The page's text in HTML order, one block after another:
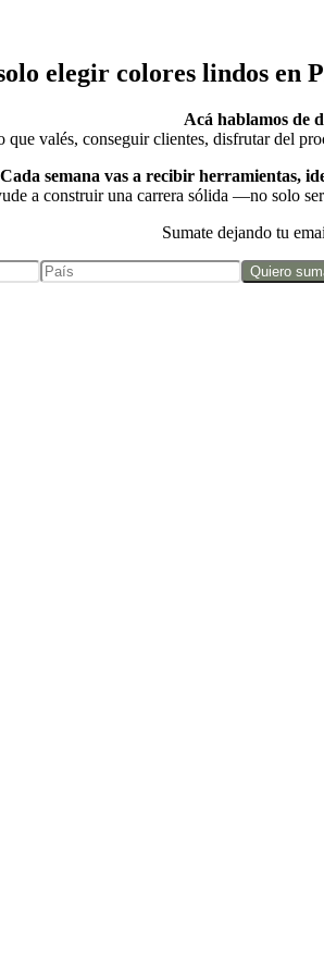
elegir colores lindos en
Acá hablamos de
que valés, conseguir clientes, disfrutar del
Cada semana vas a recibir herramientas,
a construir una carrera sólida —no solo
Sumate dejando tu
Quiero